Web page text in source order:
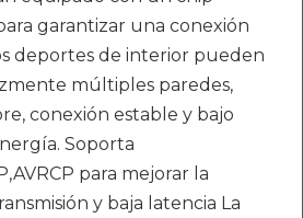
garantizar una conexión
deportes de interior pueden
múltiples paredes,
conexión estable y bajo
Soporta
para mejorar la
y baja latencia La